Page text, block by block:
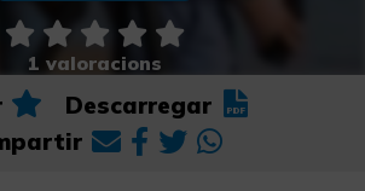
1 valoracions
Descarregar